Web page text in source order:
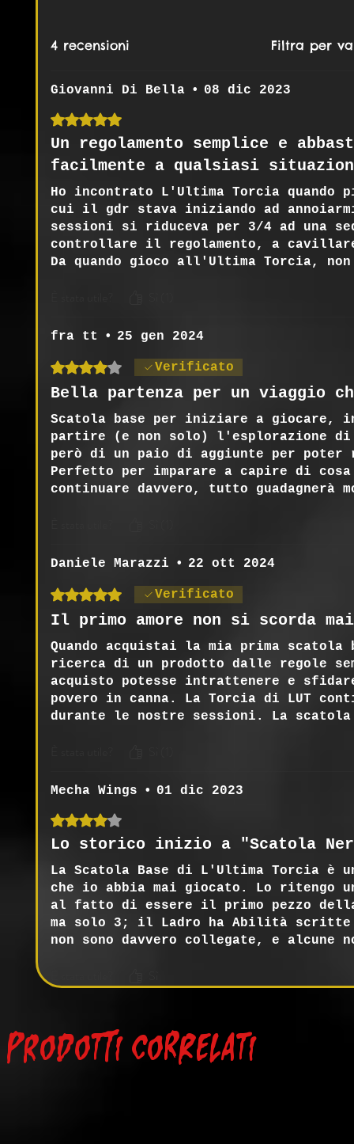
4 recensioni Filtra per
Giovanni Di Bella • 08 dic 2023
Valutazione 5 stelle su 5.
Un regolamento semplice e
facilmente a qualsiasi
Ho incontrato L'Ultima Torcia quando
cui il gdr stava iniziando ad
sessioni si riduceva per 3/4 ad una
controllare il regolamento, a
Da quando gioco all'Ultima Torcia,
fra tt • 25 gen 2024
Valutazione 4 stelle su 5.Verificato
Bella partenza per un viaggio
Scatola base per iniziare a giocare,
partire (e non solo) l'esplorazione di
però di un paio di aggiunte per poter
Perfetto per imparare a capire di
continuare davvero, tutto guadagnerà
Daniele Marazzi • 22 ott 2024
Valutazione 5 stelle su 5.Verificato
Il primo amore non si scorda mai
Quando acquistai la mia prima
ricerca di un prodotto dalle regole
acquisto potesse intrattenere e
povero in canna. La Torcia di LUT
durante le nostre sessioni. La
Mecha Wings • 01 dic 2023
Valutazione 4 stelle su 5.
Lo storico inizio a "Scatola
La Scatola Base di L'Ultima Torcia è
che io abbia mai giocato. Lo ritengo
al fatto di essere il primo pezzo
ma solo 3; il Ladro ha Abilità scritte
non sono davvero collegate, e alcune
Prodotti correlati